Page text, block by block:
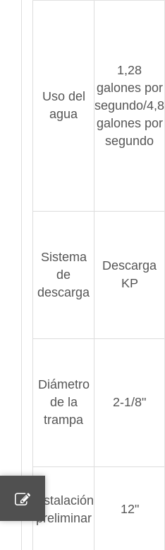
Uso del
agua
1,28
galones por
segundo/4,8
galones por
segundo
Sistema
de
descarga
Descarga
KP
Diámetro
de la
trampa
2-1/8"
Instalación
preliminar
12"